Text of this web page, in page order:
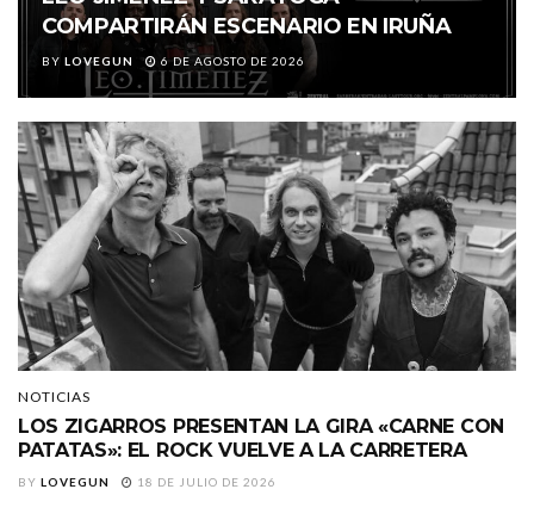
COMPARTIRÁN ESCENARIO EN IRUÑA
BY LOVEGUN 6 DE AGOSTO DE 2026
NOTICIAS
LOS ZIGARROS PRESENTAN LA GIRA «CARNE CON
PATATAS»: EL ROCK VUELVE A LA CARRETERA
BY LOVEGUN 18 DE JULIO DE 2026